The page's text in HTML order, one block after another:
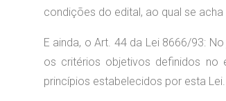
condições do edital, ao qual se acha
E ainda, o Art. 44 da Lei 8666/93:
os critérios objetivos definidos no
princípios estabelecidos por esta Lei.